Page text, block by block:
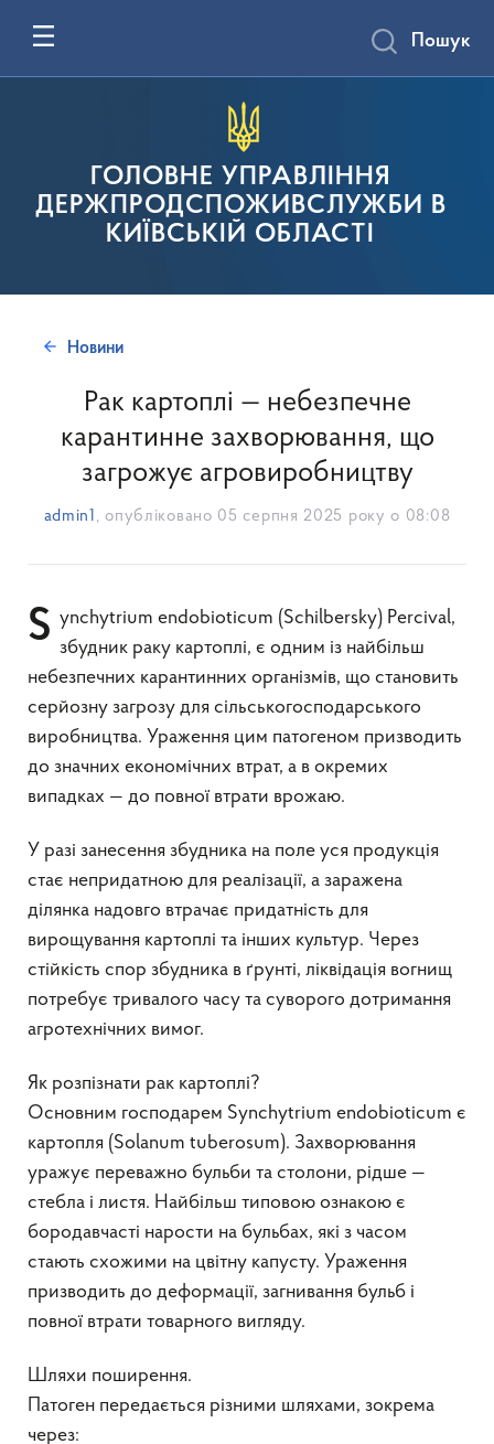
ГОЛОВНЕ УПРАВЛІННЯ
ДЕРЖПРОДСПОЖИВСЛУЖБИ В
КИЇВСЬКІЙ ОБЛАСТІ
Пошук
Новини
Рак картоплі — небезпечне
карантинне захворювання, що
загрожує агровиробництву
admin1 , опубліковано 05 серпня 2025 року о 08:08
Synchytrium endobioticum (Schilbersky) Percival, збудник раку картоплі, є одним із найбільш
небезпечних карантинних організмів, що становить
серйозну загрозу для сільськогосподарського
виробництва. Ураження цим патогеном призводить
до значних економічних втрат, а в окремих
випадках — до повної втрати врожаю.
У разі занесення збудника на поле уся продукція
стає непридатною для реалізації, а заражена
ділянка надовго втрачає придатність для
вирощування картоплі та інших культур. Через
стійкість спор збудника в ґрунті, ліквідація вогнищ
потребує тривалого часу та суворого дотримання
агротехнічних вимог.
Як розпізнати рак картоплі?
Основним господарем Synchytrium endobioticum є
картопля (Solanum tuberosum). Захворювання
уражує переважно бульби та столони, рідше —
стебла і листя. Найбільш типовою ознакою є
бородавчасті нарости на бульбах, які з часом
стають схожими на цвітну капусту. Ураження
призводить до деформації, загнивання бульб і
повної втрати товарного вигляду.
Шляхи поширення.
Патоген передається різними шляхами, зокрема
через: